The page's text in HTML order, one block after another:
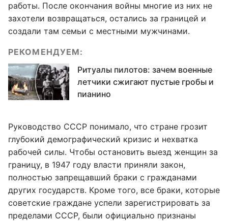
работы. После окончания войны многие из них не
захотели возвращаться, остались за границей и
создали там семьи с местными мужчинами.
РЕКОМЕНДУЕМ:
Ритуалы пилотов: зачем военные
летчики сжигают пустые гробы и
пианино
Руководство СССР понимало, что стране грозит
глубокий демографический кризис и нехватка
рабочей силы. Чтобы остановить выезд женщин за
границу, в 1947 году власти приняли закон,
полностью запрещавший браки с гражданами
других государств. Кроме того, все браки, которые
советские граждане успели зарегистрировать за
пределами СССР, были официально признаны